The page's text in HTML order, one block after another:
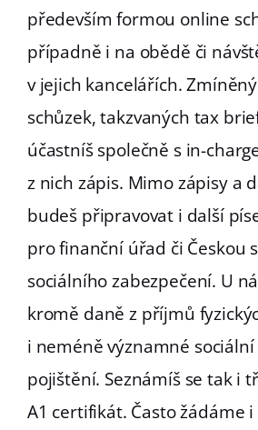
především formou online
případně i na obědě či
v jejich kancelářích.
schůzek, takzvaných tax
účastníš společně s in-
z nich zápis. Mimo zápisy a
budeš připravovat i další
pro finanční úřad či Českou
sociálního zabezpečení. U
kromě daně z příjmů
i neméně významné
pojištění. Seznámíš se tak i
A1 certifikát. Často žádáme